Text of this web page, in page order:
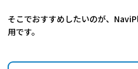
そこでおすすめしたいのが、
用です。